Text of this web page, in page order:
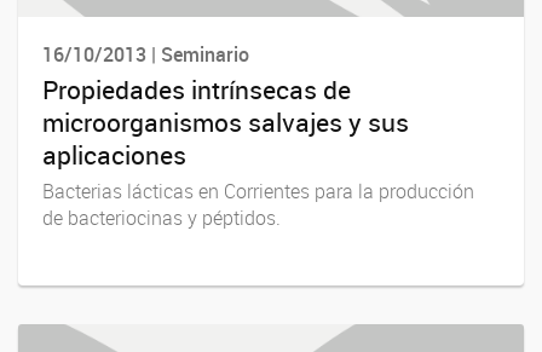
16/10/2013 | Seminario
Propiedades intrínsecas de
microorganismos salvajes y sus
aplicaciones
Bacterias lácticas en Corrientes para la producción
de bacteriocinas y péptidos.